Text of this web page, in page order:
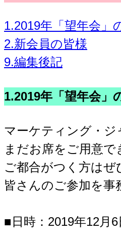
1.2019年「望年会」
2.新会員の皆様
9.編集後記
1.2019年「望年会」
マーケティング・ジ
まだお席をご用意で
ご都合がつく方はぜ
皆さんのご参加を事
■日時：2019年12月